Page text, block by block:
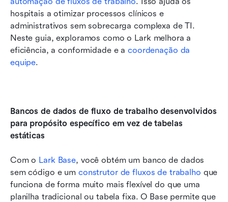
hospitais a otimizar processos clínicos e
administrativos sem sobrecarga complexa de TI.
Neste guia, exploramos como o Lark melhora a
eficiência, a conformidade e a coordenação da
equipe.
Bancos de dados de fluxo de trabalho desenvolvidos
para propósito específico em vez de tabelas
estáticas
Com o Lark Base, você obtém um banco de dados
sem código e um construtor de fluxos de trabalho que
funciona de forma muito mais flexível do que uma
planilha tradicional ou tabela fixa. O Base permite que